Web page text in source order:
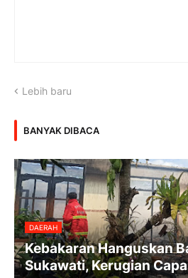
Lebih baru
BANYAK DIBACA
DAERAH
Kebakaran Hanguskan
Sukawati, Kerugian